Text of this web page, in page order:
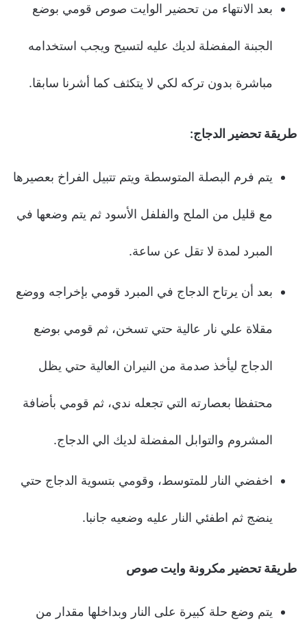
بعد الانتهاء من تحضير الوايت صوص قومي بوضع
الجبنة المفضلة لديك عليه لتسيح ويجب استخدامه
مباشرة بدون تركه لكي لا يتكثف كما أشرنا سابقا.
طريقة تحضير الدجاج:
يتم فرم البصلة المتوسطة ويتم تتبيل الفراخ بعصيرها
مع قليل من الملح والفلفل الأسود ثم يتم وضعها في
المبرد لمدة لا تقل عن ساعة.
بعد أن يرتاح الدجاج في المبرد قومي بإخراجه ووضع
مقلاة علي نار عالية حتي تسخن، ثم قومي بوضع
الدجاج ليأخذ صدمة من النيران العالية حتي يظل
محتفظا بعصارته التي تجعله ندي، ثم قومي بأضافة
المشروم والتوابل المفضلة لديك الي الدجاج.
اخفضي النار للمتوسط، وقومي بتسوية الدجاج حتي
ينضج ثم اطفئي النار عليه وضعيه جانبا.
طريقة تحضير مكرونة وايت صوص
يتم وضع حلة كبيرة على النار وبداخلها مقدار من